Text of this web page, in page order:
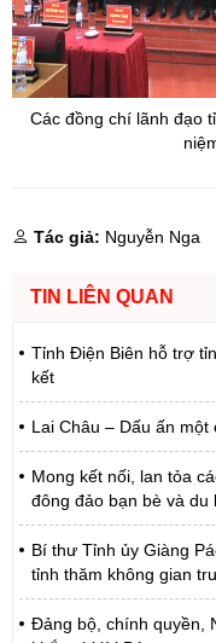
Các đồng chí lãnh đạo
Tác giả: Nguyễn Nga
TIN LIÊN QUAN
Tỉnh Điện Biên hỗ trợ
kết
Lai Châu – Dấu ấn một
Mong kết nối, lan tỏa
đông đảo bạn bè và du
Bí thư Tỉnh ủy Giàng
tỉnh thăm không gian
Đảng bộ, chính quyền,